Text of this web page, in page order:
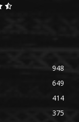
948
649
414
375